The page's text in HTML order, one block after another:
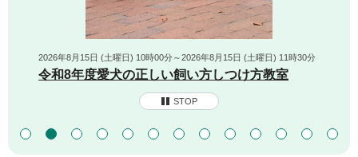
2026年8月15日 (土曜日) 10時00分～2026年8月15日 (土曜日) 11時30分
令和8年度愛犬の正しい飼い方しつけ方教室
STOP